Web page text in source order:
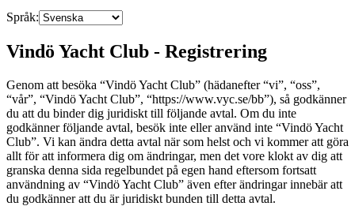
Språk:
Vindö Yacht Club - Registrering
Genom att besöka “Vindö Yacht Club” (hädanefter “vi”, “oss”,
“vår”, “Vindö Yacht Club”, “https://www.vyc.se/bb”), så godkänner
du att du binder dig juridiskt till följande avtal. Om du inte
godkänner följande avtal, besök inte eller använd inte “Vindö Yacht
Club”. Vi kan ändra detta avtal när som helst och vi kommer att göra
allt för att informera dig om ändringar, men det vore klokt av dig att
granska denna sida regelbundet på egen hand eftersom fortsatt
användning av “Vindö Yacht Club” även efter ändringar innebär att
du godkänner att du är juridiskt bunden till detta avtal.